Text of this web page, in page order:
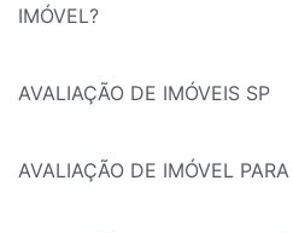
IMÓVEL?
AVALIAÇÃO DE IMÓVEIS SP
AVALIAÇÃO DE IMÓVEL